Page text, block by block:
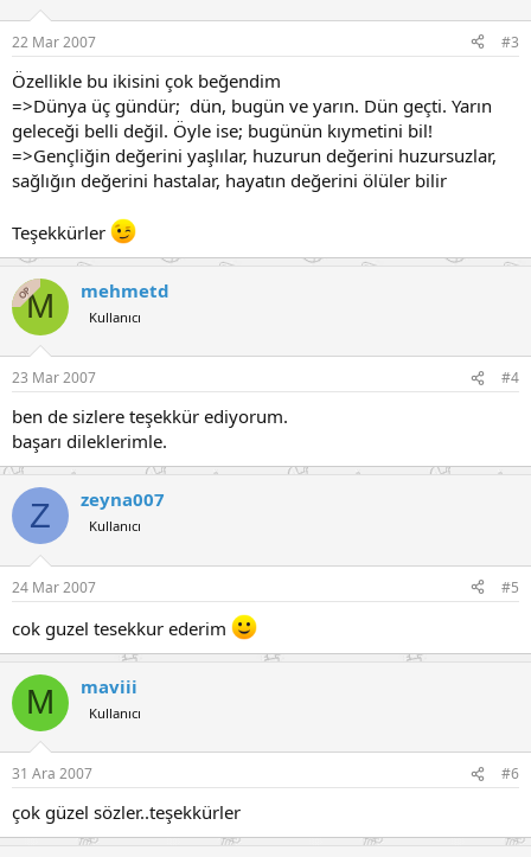
22 Mar 2007 #3
Özellikle bu ikisini çok beğendim
=>Dünya üç gündür; dün, bugün ve yarın. Dün geçti. Yarın
geleceği belli değil. Öyle ise; bugünün kıymetini bil!
=>Gençliğin değerini yaşlılar, huzurun değerini huzursuzlar,
sağlığın değerini hastalar, hayatın değerini ölüler bilir
Teşekkürler
OPM mehmetd
Kullanıcı
23 Mar 2007 #4
ben de sizlere teşekkür ediyorum.
başarı dileklerimle.
Z zeyna007
Kullanıcı
24 Mar 2007 #5
cok guzel tesekkur ederim
M maviii
Kullanıcı
31 Ara 2007 #6
çok güzel sözler..teşekkürler